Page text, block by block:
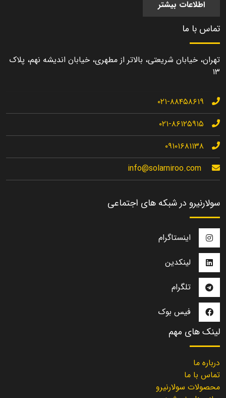
اطلاعات بیشتر
تماس با ما
تهران، خیابان شریعتی، بالاتر از مطهری، خیابان اندیشه نهم، پلاک
۱۳
۰۲۱-۸۸۴۵۸۶۱۹
۰۲۱-۸۶۱۲۵۹۱۵
۰۹۱۰۱۶۸۱۱۳۸
info@solarniroo.com
سولارنیرو در شبکه های اجتماعی
اینستاگرام
لینکدین
تلگرام
فیس بوک
لینک های مهم
درباره ما
تماس با ما
محصولات سولارنیرو